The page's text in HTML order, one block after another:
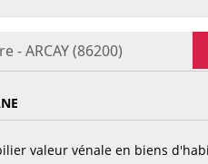
- ARCAY (86200)
valeur vénale en biens